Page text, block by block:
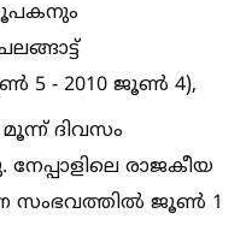
5 - 2010 ജൂണ്‍ 4),
ദിവസം
നേപ്പാളിലെ രാജകീയ
സംഭവത്തില്‍ ജൂണ്‍ 1